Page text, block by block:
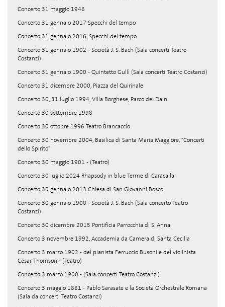
Concerto 31 maggio 1946
Concerto 31 gennaio 2017 Specchi del tempo
Concerto 31 gennaio 2016, Specchi del tempo
Concerto 31 gennaio 1902 - Società J. S. Bach (Sala concerti Teatro
Costanzi)
Concerto 31 gennaio 1900 - Quintetto Gullì (Sala concerti Teatro Costanzi)
Concerto 31 dicembre 2000, Piazza del Quirinale
Concerto 30, 31 luglio 1994, Villa Borghese, Parco dei Daini
Concerto 30 settembre 1998
Concerto 30 ottobre 1996 Teatro Brancaccio
Concerto 30 novembre 2004, Basilica di Santa Maria Maggiore, "Concerti
dello Spirito"
Concerto 30 maggio 1901 - (Teatro)
Concerto 30 luglio 2024 Rhapsody in blue Terme di Caracalla
Concerto 30 gennaio 2013 Chiesa di San Giovanni Bosco
Concerto 30 gennaio 1900 - Società J. S. Bach (Sala concerto Teatro
Costanzi)
Concerto 30 dicembre 2015 Pontificia Parrocchia di S. Anna
Concerto 3 novembre 1992, Accademia da Camera di Santa Cecilia
Concerto 3 marzo 1902 - del pianista Ferruccio Busoni e del violinista
César Thomson - (Teatro)
Concerto 3 marzo 1900 - (Sala concerti Teatro Costanzi)
Concerto 3 maggio 1881 - Pablo Sarasate e la Società Orchestrale Romana
(Sala da concerti Teatro Costanzi)